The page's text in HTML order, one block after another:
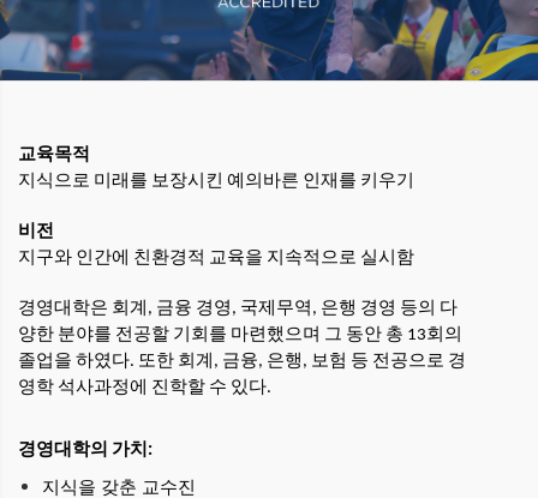
교육목적
지식으로 미래를 보장시킨 예의바른 인재를 키우기
비전
지구와 인간에 친환경적 교육을 지속적으로 실시함
경영대학은 회계, 금융 경영, 국제무역, 은행 경영 등의 다
양한 분야를 전공할 기회를 마련했으며 그 동안 총 13회의
졸업을 하였다. 또한 회계, 금융, 은행, 보험 등 전공으로 경
영학 석사과정에 진학할 수 있다.
경영대학의 가치:
지식을 갖춘 교수진